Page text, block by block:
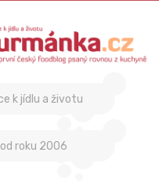
k jídlu a životu
od roku 2006